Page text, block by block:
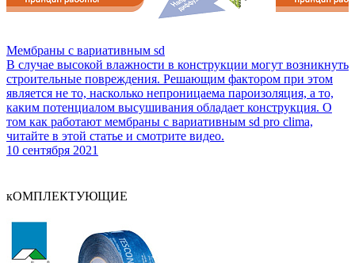
Мембраны с вариативным sd
В случае высокой влажности в конструкции могут возникнуть
строительные повреждения. Решающим фактором при этом
является не то, насколько непроницаема пароизоляция, а то,
каким потенциалом высушивания обладает конструкция. О
том как работают мембраны с вариативным sd pro clima,
читайте в этой статье и смотрите видео.
10 сентября 2021
кОМПЛЕКТУЮЩИЕ